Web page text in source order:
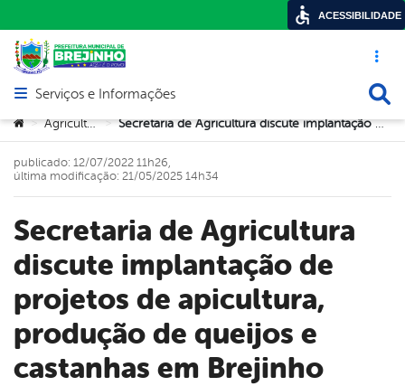
Acesso
Abrir menu principal de navegação
Serviços e Informações
Você está aqui:
> Agricultura > Secretaria de Agricultura discute implantação de projetos de apicultura, produção de queijos e castanhas em Brejinho
Secretaria de Agricultura
discute implantação de
projetos de apicultura,
produção de queijos e
castanhas em Brejinho
publicado: 12/07/2022 11h26,
última modificação: 21/05/2025 14h34
ACESSIBILIDADE